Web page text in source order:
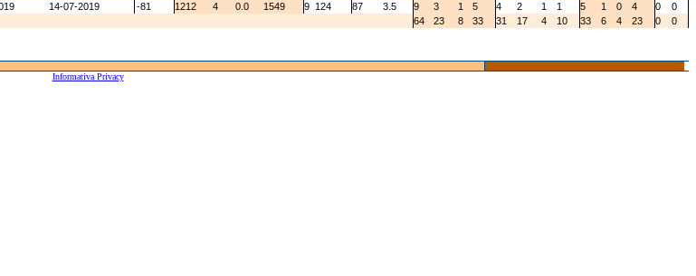
14-07-2019 -81 1212 4 0.0 1549 9 124 87 3.5 9 3 1 5 4 2 1 1 5 1 0 4 0
0
64
23 8 33 31 17 4 10 33 6 4 23 0 0
Informativa Privacy